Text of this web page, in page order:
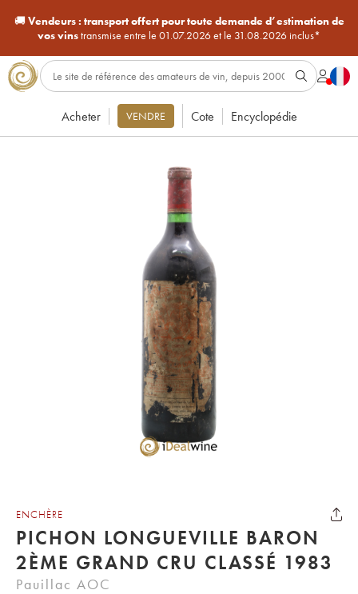
🚚Vendeurs : transport offert pour toute demande d’estimation de
vos vinstransmise entre le 01.07.2026 et le 31.08.2026 inclus*
Acheter VENDRE Cote Encyclopédie
ENCHÈRE
PICHON LONGUEVILLE BARON
2ÈME GRAND CRU CLASSÉ 1983
Pauillac AOC